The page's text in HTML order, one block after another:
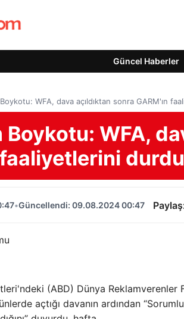
Güncel Haberler
WFA, dava açıldıktan sonra GARM'ın
Boykotu: WFA,
faaliyetlerini
•Güncellendi: 09.08.2024 00:47
(ABD) Dünya Reklamverenler
açtığı davanın ardından